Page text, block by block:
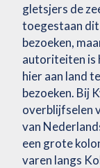
gletsjers de
toegestaan
bezoeken,
autoriteiten is
hier aan land
bezoeken. Bij
overblijfselen
van
een grote
varen langs